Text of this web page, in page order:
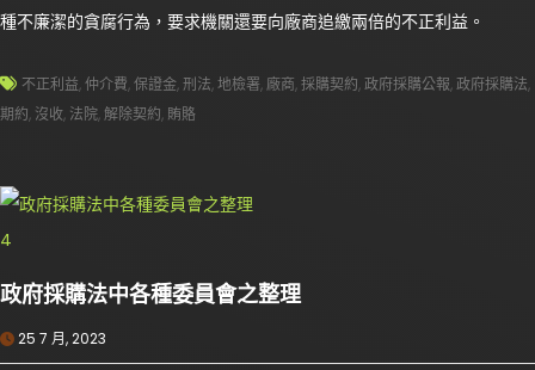
種不廉潔的貪腐行為，要求機關還要向廠商追繳兩倍的不正利益。
不正利益,仲介費,保證金,刑法,地檢署,廠商,採購契約,政府採購公報,政府採購法,
期約, 沒收, 法院, 解除契約, 賄賂
政府採購法中各種委員會之整理
25 7 月, 2023